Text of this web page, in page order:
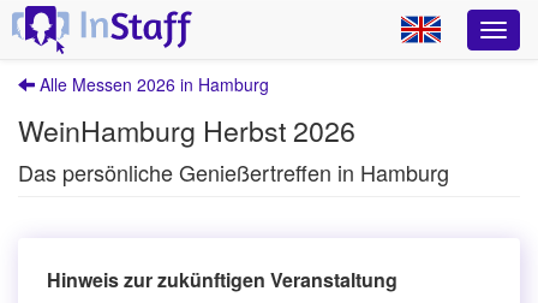
Alle Messen 2026 in Hamburg
WeinHamburg Herbst 2026
Das persönliche Genießertreffen in Hamburg
Hinweis zur zukünftigen Veranstaltung